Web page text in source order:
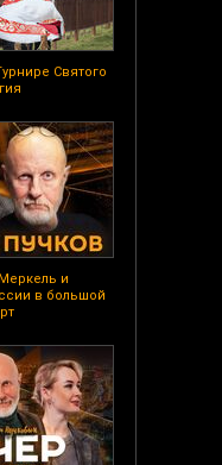
Святого
и
в большой